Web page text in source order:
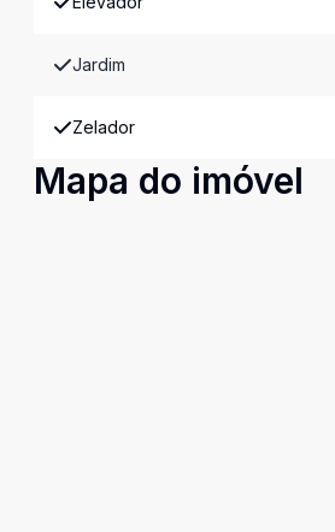
Jardim
Zelador
Mapa do imóvel